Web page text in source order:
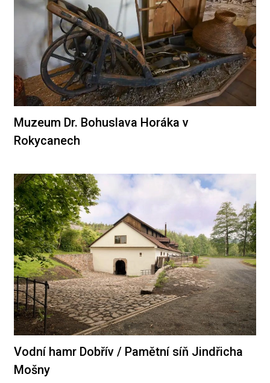
Muzeum Dr. Bohuslava Horáka v
Rokycanech
Vodní hamr Dobřív / Pamětní síň Jindřicha
Mošny